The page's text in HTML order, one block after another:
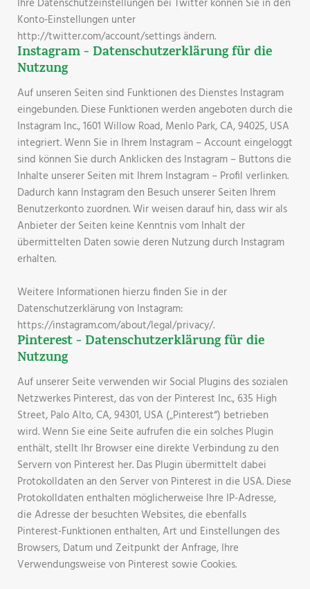
Ihre Datenschutzeinstellungen bei Twitter können Sie in den
Konto-Einstellungen unter
http://twitter.com/account/settings ändern.
Instagram - Datenschutzerklärung für die
Nutzung
Auf unseren Seiten sind Funktionen des Dienstes Instagram
eingebunden. Diese Funktionen werden angeboten durch die
Instagram Inc., 1601 Willow Road, Menlo Park, CA, 94025, USA
integriert. Wenn Sie in Ihrem Instagram – Account eingeloggt
sind können Sie durch Anklicken des Instagram – Buttons die
Inhalte unserer Seiten mit Ihrem Instagram – Profil verlinken.
Dadurch kann Instagram den Besuch unserer Seiten Ihrem
Benutzerkonto zuordnen. Wir weisen darauf hin, dass wir als
Anbieter der Seiten keine Kenntnis vom Inhalt der
übermittelten Daten sowie deren Nutzung durch Instagram
erhalten.
Weitere Informationen hierzu finden Sie in der
Datenschutzerklärung von Instagram:
https://instagram.com/about/legal/privacy/.
Pinterest - Datenschutzerklärung für die
Nutzung
Auf unserer Seite verwenden wir Social Plugins des sozialen
Netzwerkes Pinterest, das von der Pinterest Inc., 635 High
Street, Palo Alto, CA, 94301, USA („Pinterest“) betrieben
wird. Wenn Sie eine Seite aufrufen die ein solches Plugin
enthält, stellt Ihr Browser eine direkte Verbindung zu den
Servern von Pinterest her. Das Plugin übermittelt dabei
Protokolldaten an den Server von Pinterest in die USA. Diese
Protokolldaten enthalten möglicherweise Ihre IP-Adresse,
die Adresse der besuchten Websites, die ebenfalls
Pinterest-Funktionen enthalten, Art und Einstellungen des
Browsers, Datum und Zeitpunkt der Anfrage, Ihre
Verwendungsweise von Pinterest sowie Cookies.